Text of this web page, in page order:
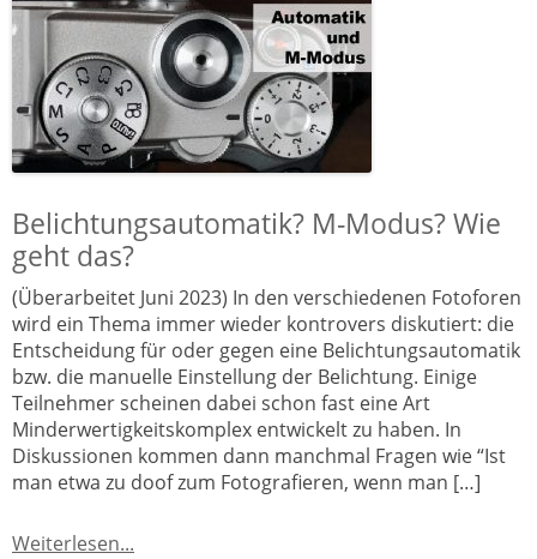
Belichtungsautomatik? M-Modus? Wie
geht das?
(Überarbeitet Juni 2023) In den verschiedenen Fotoforen
wird ein Thema immer wieder kontrovers diskutiert: die
Entscheidung für oder gegen eine Belichtungsautomatik
bzw. die manuelle Einstellung der Belichtung. Einige
Teilnehmer scheinen dabei schon fast eine Art
Minderwertigkeitskomplex entwickelt zu haben. In
Diskussionen kommen dann manchmal Fragen wie “Ist
man etwa zu doof zum Fotografieren, wenn man […]
Weiterlesen...